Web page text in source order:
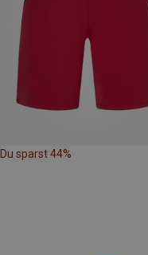
Du sparst 44%